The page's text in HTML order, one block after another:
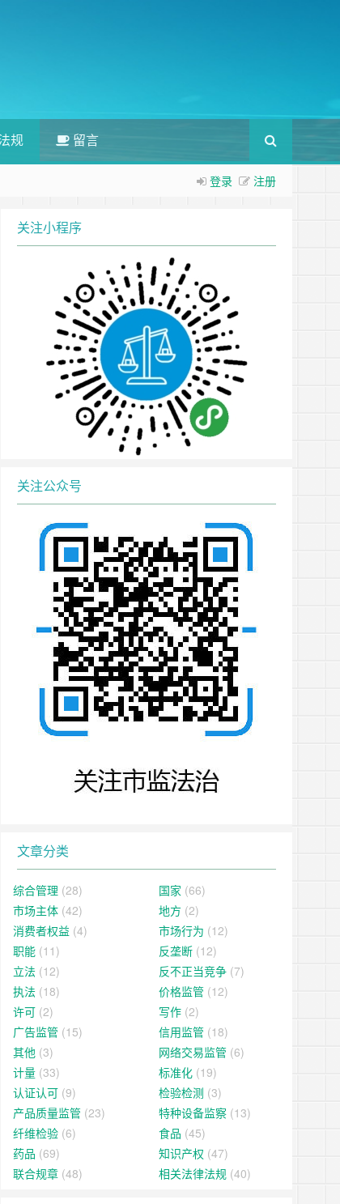
规 留言
登录 注册
关注小程序
关注公众号
文章分类
综合管理 (28) 国家 (66)
市场主体 (42) 地方 (2)
消费者权益 (4) 市场行为 (12)
职能 (11) 反垄断 (12)
立法 (12) 反不正当竞争 (7)
执法 (18) 价格监管 (12)
许可 (2) 写作 (2)
广告监管 (15) 信用监管 (18)
其他 (3) 网络交易监管 (6)
计量 (33) 标准化 (19)
认证认可 (9) 检验检测 (3)
产品质量监管 (23) 特种设备监察 (13)
纤维检验 (6) 食品 (45)
药品 (69) 知识产权 (47)
联合规章 (48) 相关法律法规 (40)